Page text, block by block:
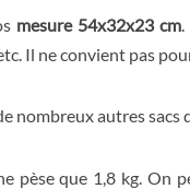
mesure 54x32x23 cm.
Il ne convient pas
nombreux autres sacs
pèse que 1,8 kg. On